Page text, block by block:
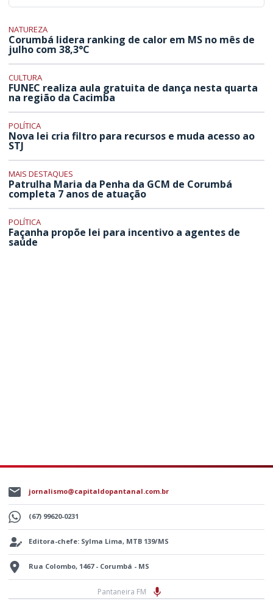
NATUREZA
Corumbá lidera ranking de calor em MS no mês de
julho com 38,3°C
CULTURA
FUNEC realiza aula gratuita de dança nesta quarta
na região da Cacimba
POLÍTICA
Nova lei cria filtro para recursos e muda acesso ao
STJ
MAIS DESTAQUES
Patrulha Maria da Penha da GCM de Corumbá
completa 7 anos de atuação
POLÍTICA
Façanha propõe lei para incentivo a agentes de
saúde
jornalismo@capitaldopantanal.com.br
(67) 99620-0231
Editora-chefe: Sylma Lima, MTB 139/MS
Rua Colombo, 1467 - Corumbá - MS
Pantaneira FM